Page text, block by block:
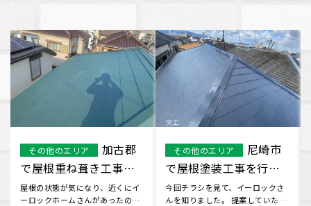
その他のエリア
西宮市
で屋根重ね葺き工事を
行いました
屋根の見栄えが気になり、ネット
で調べてみるとイーロックホーム
その他のエリア
橿原市
で屋根重ね葺き工事を
行いました。
家が古くなり、屋根の状態が気に
なったため、インターネットでイ